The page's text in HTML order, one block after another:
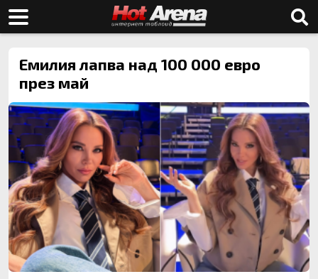
Емилия лапва над 100 000 евро
през май